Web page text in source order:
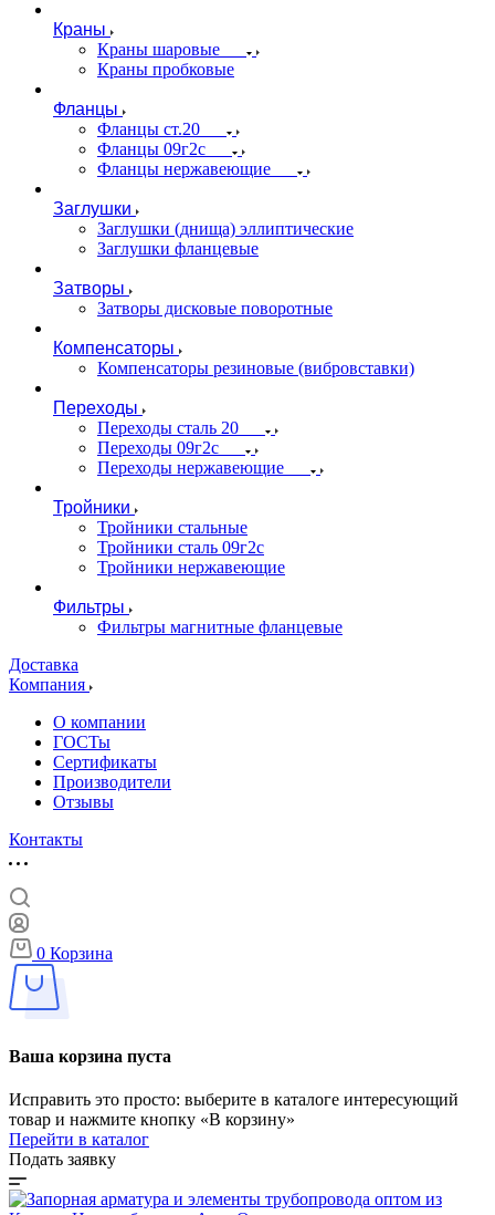
Краны
Краны шаровые
Краны пробковые
Фланцы
Фланцы ст.20
Фланцы 09г2с
Фланцы нержавеющие
Заглушки
Заглушки (днища) эллиптические
Заглушки фланцевые
Затворы
Затворы дисковые поворотные
Компенсаторы
Компенсаторы резиновые (вибровставки)
Переходы
Переходы сталь 20
Переходы 09г2с
Переходы нержавеющие
Тройники
Тройники стальные
Тройники сталь 09г2с
Тройники нержавеющие
Фильтры
Фильтры магнитные фланцевые
Доставка
Компания
О компании
ГОСТы
Сертификаты
Производители
Отзывы
Контакты
0 Корзина
Ваша корзина пуста
Исправить это просто: выберите в каталоге интересующий
товар и нажмите кнопку «В корзину»
Перейти в каталог
Подать заявку